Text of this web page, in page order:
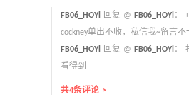
FB06_HOYl 回复 @ FB06_HOYl ：
cockney单出不收，私信我~留言不
FB06_HOYl
回复 @ FB06_HOYl ：
看得到
共4条评论 >